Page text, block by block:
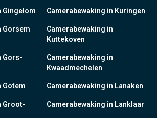
Gingelom
Gorsem
Gors-
Gotem
Groot-
Camerabewaking in Kuringen
Camerabewaking in
Kuttekoven
Camerabewaking in
Kwaadmechelen
Camerabewaking in Lanaken
Camerabewaking in Lanklaar